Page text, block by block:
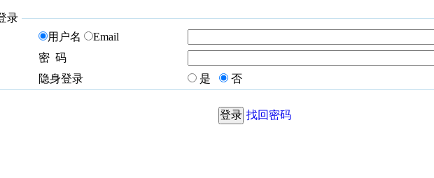
录
用户名
Email
密 码
隐身登录
是 否
找回密码